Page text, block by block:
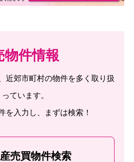
物件情報
近郊市町村の物件を多く取り扱
っています。
を入力し、まずは検索！
売買物件検索